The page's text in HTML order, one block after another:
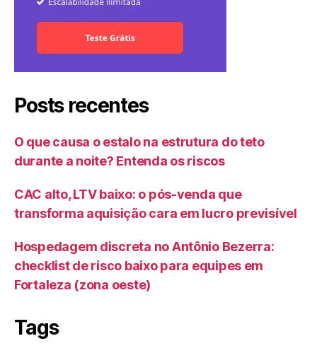
Posts recentes
O que causa o estalo na estrutura do teto
durante a noite? Entenda os riscos
CAC alto, LTV baixo: o pós-venda que
transforma aquisição cara em lucro previsível
Hospedagem discreta no Antônio Bezerra:
checklist de risco baixo para equipes em
Fortaleza (zona oeste)
Tags